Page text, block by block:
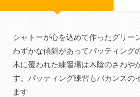
シャトーが心を込めて作ったグリー
わずかな傾斜があってパッティング
木に覆われた練習場は木陰のさわや
す。パッティング練習もバカンスの
ます